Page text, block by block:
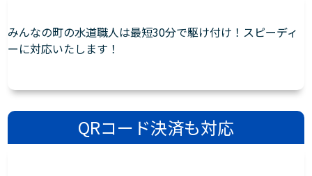
みんなの町の水道職人は最短30分で駆け付け！スピーディ
ーに対応いたします！
QRコード決済も対応